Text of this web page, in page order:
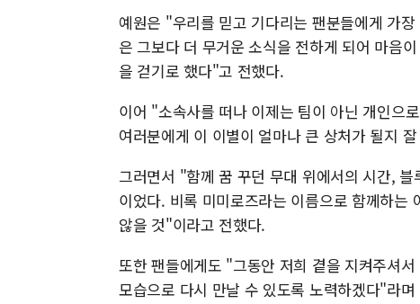
예원은 "우리를 믿고 기다리는 팬분들에게 가
은 그보다 더 무거운 소식을 전하게 되어 마음
을 걷기로 했다"고 전했다.
이어 "소속사를 떠나 이제는 팀이 아닌 개인으
여러분에게 이 이별이 얼마나 큰 상처가 될지
그러면서 "함께 꿈 꾸던 무대 위에서의 시간,
이었다. 비록 미미로즈라는 이름으로 함께하는
않을 것"이라고 전했다.
또한 팬들에게도 "그동안 저희 곁을 지켜주셔
모습으로 다시 만날 수 있도록 노력하겠다"라